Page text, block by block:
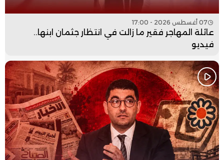
07 أغسطس 2026 - 17:00
عائلة المهاجر فقير ما زالت في انتظار جثمان ابنها..
فيديو